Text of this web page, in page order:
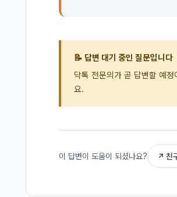
📝 답변 대기 중인 질문입니다
닥톡 전문의가 곧 답변할 예
요.
이 답변이 도움이 되셨나요? ↗ 친